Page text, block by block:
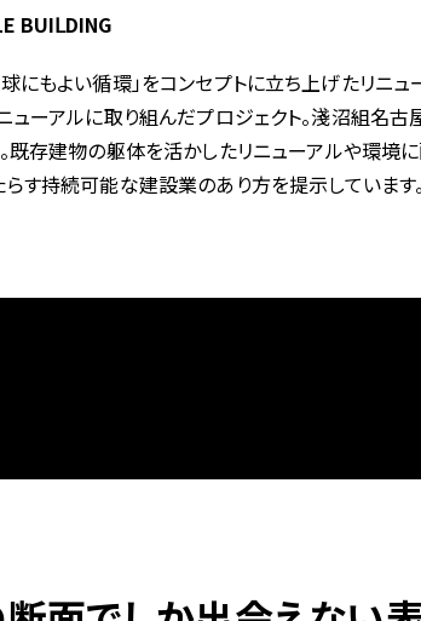
BUIⅬDING
にもよい循環」をコンセプトに立ち上げたリニ
ューアルに取り組んだプロジェクト。淺沼組名
既存建物の躯体を活かしたリニューアルや環境
す持続可能な建設業のあり方を提示しています。